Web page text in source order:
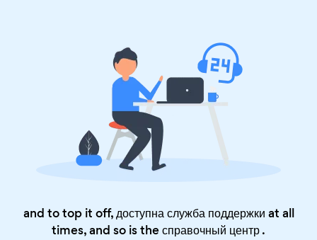
and to top it off, доступна служба поддержки at all
times, and so is theсправочный центр.